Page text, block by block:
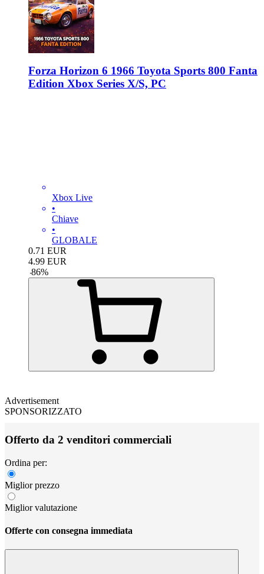
Forza Horizon 6 1966 Toyota Sports 800 Fanta
Edition Xbox Series X/S, PC
Xbox Live
•
Chiave
•
GLOBALE
0.71 EUR
4.99 EUR
-86%
Advertisement
SPONSORIZZATO
Offerto da 2 venditori commerciali
Ordina per:
Miglior prezzo
Miglior valutazione
Offerte con consegna immediata